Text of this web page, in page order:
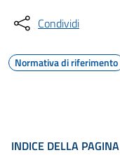
Condividi
Normativa di riferimento
INDICE DELLA PAGINA